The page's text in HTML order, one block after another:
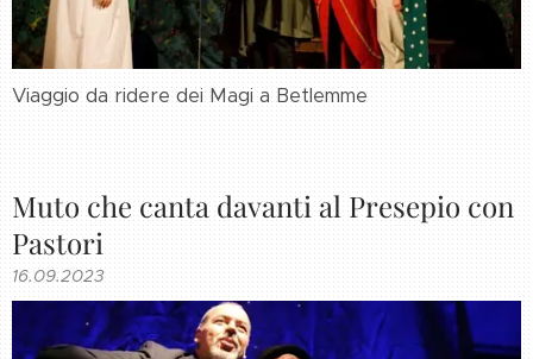
Viaggio da ridere dei Magi a Betlemme
Muto che canta davanti al Presepio con
Pastori
16.09.2023